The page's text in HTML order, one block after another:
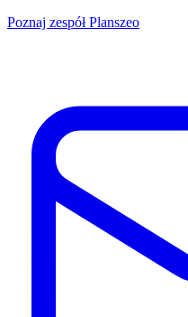
Poznaj zespół Planszeo